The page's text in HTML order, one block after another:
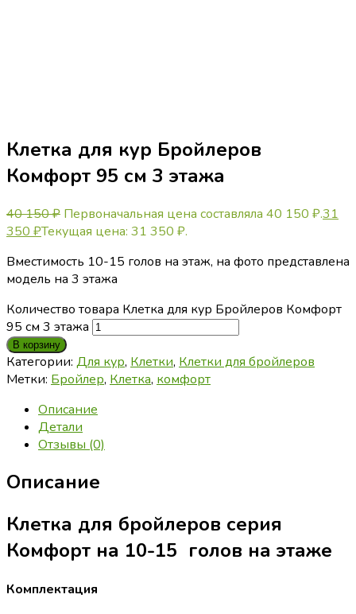
Клетка для кур Бройлеров
Комфорт 95 см 3 этажа
40 150₽ Первоначальная цена составляла 40 150 ₽.31
350 ₽Текущая цена: 31 350 ₽.
Вместимость 10-15 голов на этаж, на фото представлена
модель на 3 этажа
Количество товара Клетка для кур Бройлеров Комфорт
95 см 3 этажа
В корзину
Категории: Для кур, Клетки, Клетки для бройлеров
Метки: Бройлер, Клетка, комфорт
Описание
Детали
Отзывы (0)
Описание
Клетка для бройлеров серия
Комфорт на 10-15 голов на этаже
Комплектация